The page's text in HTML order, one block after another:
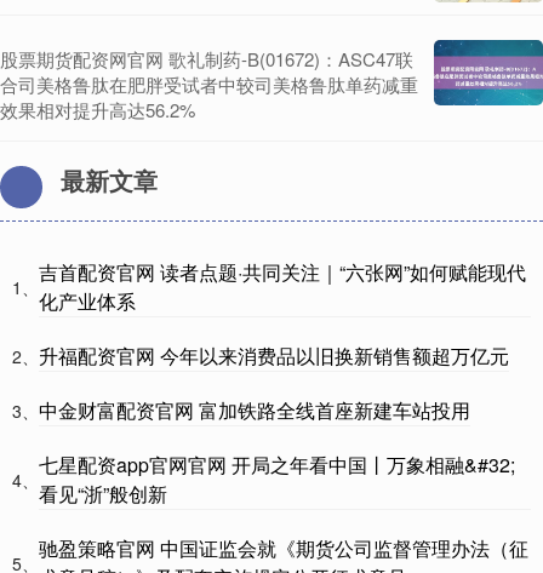
股票期货配资网官网 歌礼制药-B(01672)：ASC47联
合司美格鲁肽在肥胖受试者中较司美格鲁肽单药减重
效果相对提升高达56.2%
最新文章
1、
吉首配资官网 读者点题·共同关注｜“六张网”如何赋能现代
化产业体系
2、 升福配资官网 今年以来消费品以旧换新销售额超万亿元
3、 中金财富配资官网 富加铁路全线首座新建车站投用
4、
七星配资app官网官网 开局之年看中国丨万象相融&#32;
看见“浙”般创新
5、
驰盈策略官网 中国证监会就《期货公司监督管理办法（征